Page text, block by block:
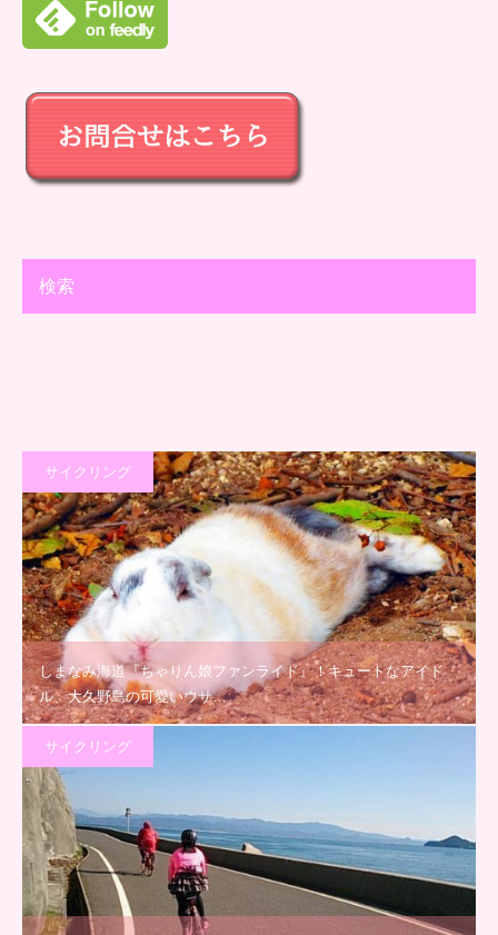
検索
サイクリング
しまなみ海道『ちゃりん娘ファンライド』！キュートなアイド
ル、大久野島の可愛いウサ…
サイクリング